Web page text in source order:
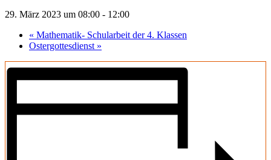
29. März 2023 um 08:00 - 12:00
« Mathematik- Schularbeit der 4. Klassen
Ostergottesdienst »